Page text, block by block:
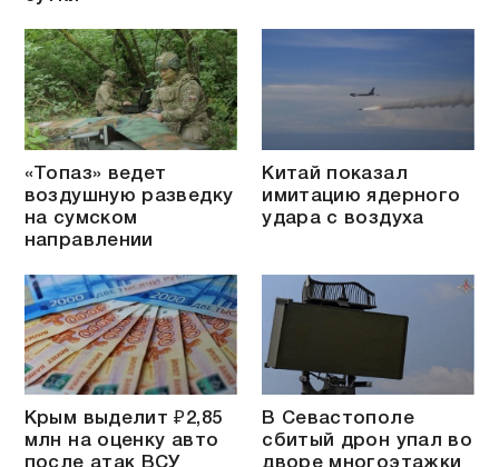
«Топаз» ведет
воздушную разведку
на сумском
направлении
Китай показал
имитацию ядерного
удара с воздуха
Крым выделит ₽2,85
млн на оценку авто
после атак ВСУ
В Севастополе
сбитый дрон упал во
дворе многоэтажки